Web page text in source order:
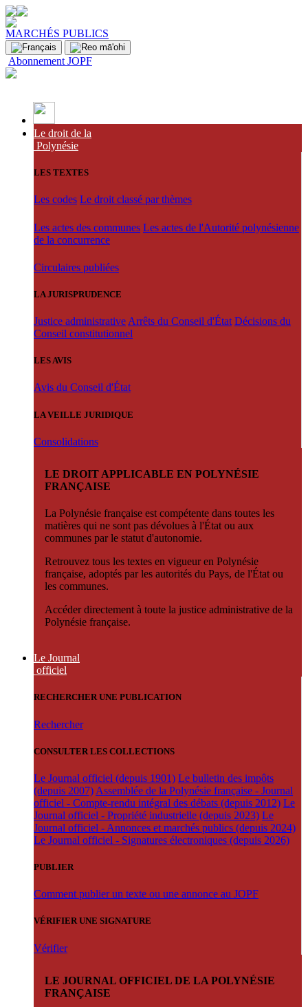
MARCHÉS PUBLICS
Abonnement JOPF
Le droit de la
Polynésie
LES TEXTES
Les codes Le droit classé par thèmes
Les actes des communes Les actes de l'Autorité polynésienne
de la concurrence
Circulaires publiées
LA JURISPRUDENCE
Justice administrative Arrêts du Conseil d'État Décisions du
Conseil constitutionnel
LES AVIS
Avis du Conseil d'État
LA VEILLE JURIDIQUE
Consolidations
LE DROIT APPLICABLE EN POLYNÉSIE
FRANÇAISE
La Polynésie française est compétente dans toutes les
matières qui ne sont pas dévolues à l'État ou aux
communes par le statut d'autonomie.
Retrouvez tous les textes en vigueur en Polynésie
française, adoptés par les autorités du Pays, de l'État ou
les communes.
Accéder directement à toute la justice administrative de la
Polynésie française.
Le Journal
officiel
RECHERCHER UNE PUBLICATION
Rechercher
CONSULTER LES COLLECTIONS
Le Journal officiel (depuis 1901) Le bulletin des impôts
(depuis 2007) Assemblée de la Polynésie française - Journal
officiel - Compte-rendu intégral des débats (depuis 2012) Le
Journal officiel - Propriété industrielle (depuis 2023) Le
Journal officiel - Annonces et marchés publics (depuis 2024)
Le Journal officiel - Signatures électroniques (depuis 2026)
PUBLIER
Comment publier un texte ou une annonce au JOPF
VÉRIFIER UNE SIGNATURE
Vérifier
LE JOURNAL OFFICIEL DE LA POLYNÉSIE
FRANÇAISE